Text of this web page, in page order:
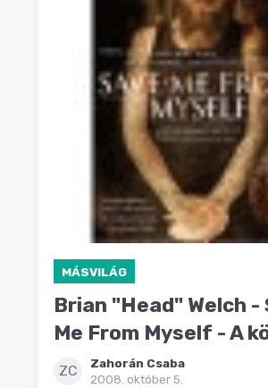
MÁSVILÁG
Brian "Head" Welch -
Me From Myself - A
ZC
Zahorán Csaba
2008. október 5.